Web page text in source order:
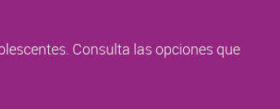
Consulta las opciones que